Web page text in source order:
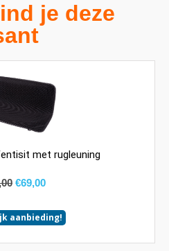
je deze
met rugleuning
€69,00
aanbieding!